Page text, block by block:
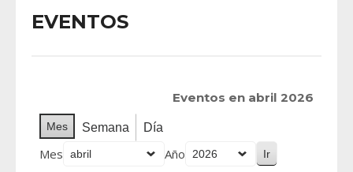
EVENTOS
Eventos en abril 2026
Mes Semana Día
Mes Año